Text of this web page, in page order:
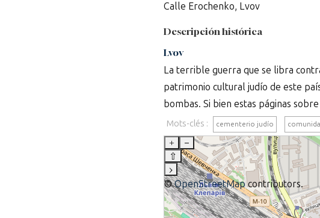
Calle Erochenko, Lvov
Descripción histórica
Lvov
La terrible guerra que se libra
patrimonio cultural judío de este
bombas. Si bien estas páginas
Mots-clés : cementerio judío
+
–
⇧
›
©OpenStreetMapcontributors.